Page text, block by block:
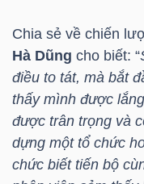
Chia sẻ về chiến
Hà Dũng cho biết: “
điều to tát, mà bắt
thấy mình được
được trân trọng và
dựng một tổ chức
chức biết tiến bộ
CHÍNH
CÔNG